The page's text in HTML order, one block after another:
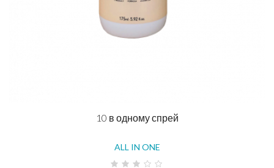
10 в одному спрей
ALL IN ONE